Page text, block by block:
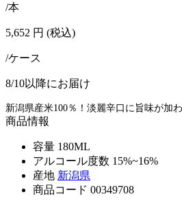
/本
5,652 円 (税込)
/ケース
8/10以降にお届け
新潟県産米100％！淡麗辛口に旨味が加
商品情報
容量 180ML
アルコール度数 15%~16%
産地 新潟県
商品コード 00349708